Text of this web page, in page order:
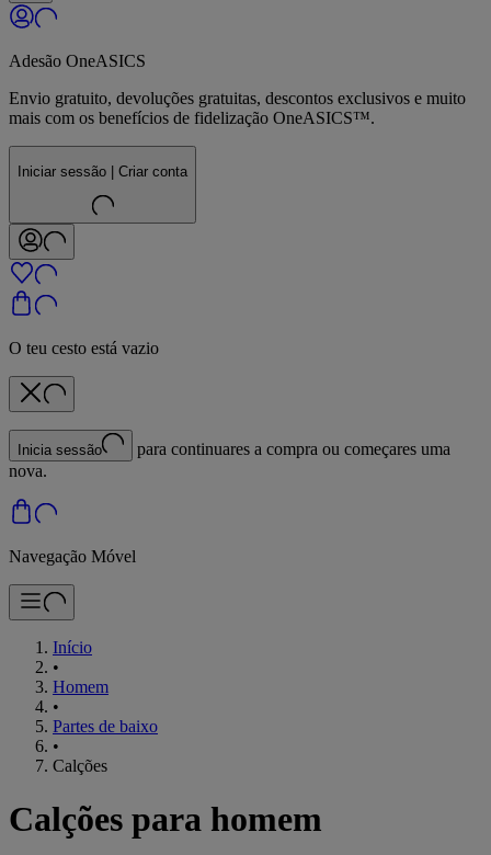
Adesão OneASICS
Envio gratuito, devoluções gratuitas, descontos exclusivos e muito
mais com os benefícios de fidelização OneASICS™.
Iniciar sessão | Criar conta
O teu cesto está vazio
Inicia sessão
para continuares a compra ou começares uma
nova.
Navegação Móvel
Início
•
Homem
•
Partes de baixo
•
Calções
Calções para homem